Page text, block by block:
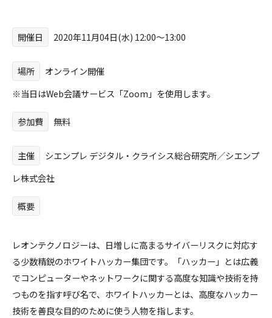
開催日 2020年11月04日(水) 12:00〜13:00
場所
オンライン開催
※当日はWeb会議サービス「Zoom」を使用します。
参加費 無料
主催
シエンプレ デジタル・クライシス総合研究所／シエンプ
レ株式会社
概要
レオンテクノロジーは、日増しに高まるサイバーリスクに対応す
る少数精鋭のホワイトハッカー集団です。「ハッカー」とは広義
でコンピューターやネットワークに関する高度な知識や技術を持
つものを指す呼び名で、ホワイトハッカーとは、高度なハッカー
技術を善良な目的のために使う人物を指します。